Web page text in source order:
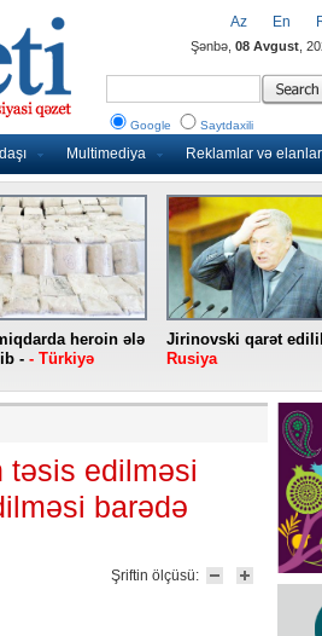
Multimediya Reklamlar və elanlar
Az En
Şənbə, 08 Avgust ,
Google Saytdaxili
heroin ələ
- - Türkiyə
Jirinovski qarət
Rusiya
təsis edilməsi
barədə
Şriftin ölçüsü: